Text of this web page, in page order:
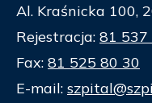
Al. Kraśnicka 100,
Rejestracja: 81 537
Fax: 81 525 80 30
E-mail: